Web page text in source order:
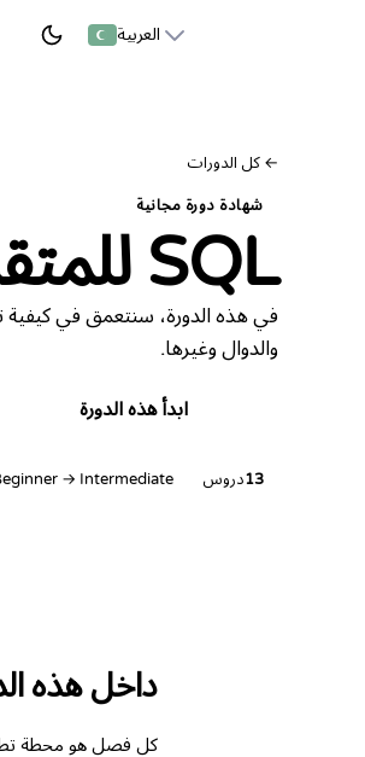
العربية
← كل الدورات
شهادة دورة مجانية
SQL للمتقدمين
في هذه الدورة، سنتعمق في كيفية
والدوال وغيرها.
ابدأ هذه الدورة
13دروس → Intermediate
داخل هذه
كل فصل هو محطة